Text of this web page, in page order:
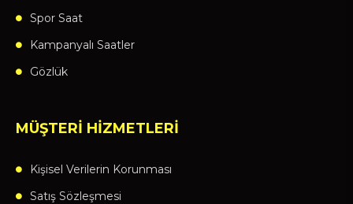
Spor Saat
Kampanyalı Saatler
Gözlük
MÜŞTERİ HİZMETLERİ
Kişisel Verilerin Korunması
Satış Sözleşmesi